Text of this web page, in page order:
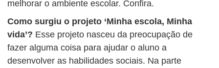
melhorar o ambiente escolar. Confira.
Como surgiu o projeto ‘Minha escola, Minha
vida’? Esse projeto nasceu da preocupação de
fazer alguma coisa para ajudar o aluno a
desenvolver as habilidades sociais. Na parte